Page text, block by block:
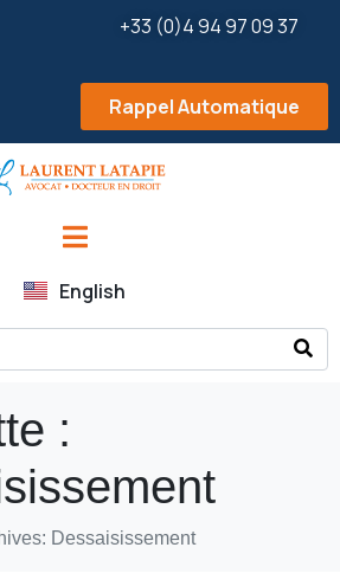
+33 (0)4 94 97 09 37
Rappel Automatique
English
:
Dessaisissement